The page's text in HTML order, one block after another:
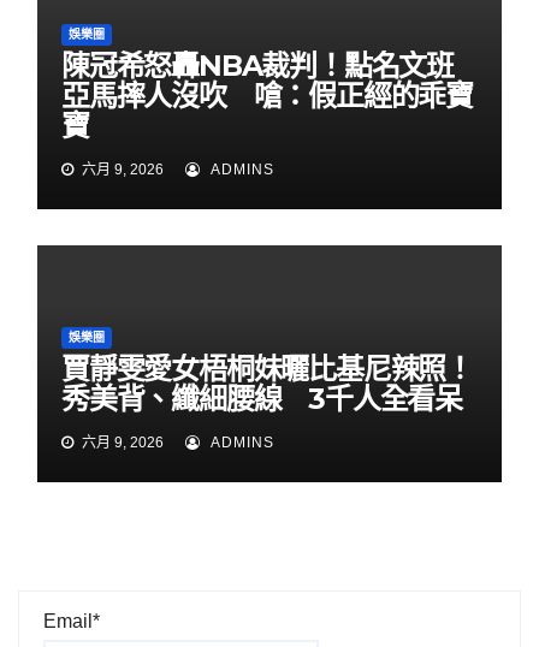
娛樂圈
陳冠希怒轟NBA裁判！點名文班
亞馬摔人沒吹 嗆：假正經的乖寶
寶
六月 9, 2026 ADMINS
娛樂圈
賈靜雯愛女梧桐妹曬比基尼辣照！
秀美背、纖細腰線 3千人全看呆
六月 9, 2026 ADMINS
Email*